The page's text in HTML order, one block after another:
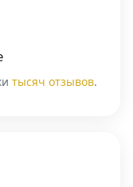
тысяч отзывов.